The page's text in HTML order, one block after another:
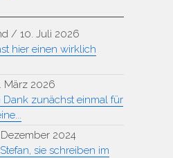
/ 10. Juli 2026
hier einen wirklich
März 2026
Dank zunächst einmal für
2024
sie schreiben im